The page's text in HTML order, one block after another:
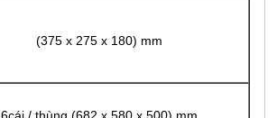
(375 x 275 x 180) mm
6cái / thùng (682 x 580 x 500) mm